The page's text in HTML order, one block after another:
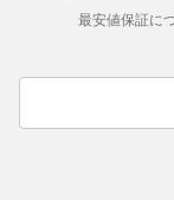
最安値保証に